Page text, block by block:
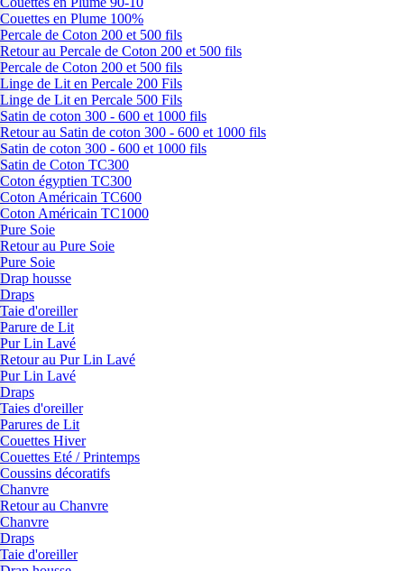
Couettes en Plume 100%
Percale de Coton 200 et 500 fils
Retour au Percale de Coton 200 et 500 fils
Percale de Coton 200 et 500 fils
Linge de Lit en Percale 200 Fils
Linge de Lit en Percale 500 Fils
Satin de coton 300 - 600 et 1000 fils
Retour au Satin de coton 300 - 600 et 1000 fils
Satin de coton 300 - 600 et 1000 fils
Satin de Coton TC300
Coton égyptien TC300
Coton Américain TC600
Coton Américain TC1000
Pure Soie
Retour au Pure Soie
Pure Soie
Drap housse
Draps
Taie d'oreiller
Parure de Lit
Pur Lin Lavé
Retour au Pur Lin Lavé
Pur Lin Lavé
Draps
Taies d'oreiller
Parures de Lit
Couettes Hiver
Couettes Eté / Printemps
Coussins décoratifs
Chanvre
Retour au Chanvre
Chanvre
Draps
Taie d'oreiller